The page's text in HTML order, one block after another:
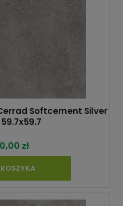
Softcement Silver
zł